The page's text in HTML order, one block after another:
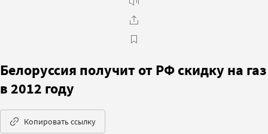
Белоруссия получит от РФ скидку на газ
в 2012 году
Копировать ссылку